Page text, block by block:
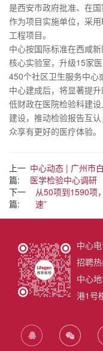
是西安市政府批准、在
作为项目实施单位，采
工程项目。
中心按国际标准在西咸
核心实验室，升级15家
450个社区卫生服务中心
中心建成后，将显著提
低财政在医院检验科建
建设，推动检验报告互
众享有更好的医疗体验。
上一
篇:
中心动态 | 广州市
医学检验中心调研
下一
篇:
从50项到1590项
速”
中心
招聘
中心
港1号